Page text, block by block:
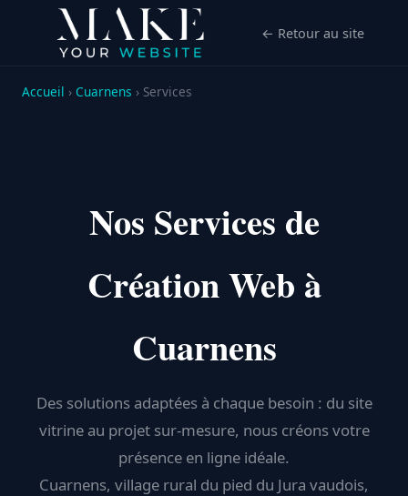
← Retour au site
Accueil › Cuarnens › Services
Nos Services de
Création Web à
Cuarnens
Des solutions adaptées à chaque besoin : du site
vitrine au projet sur-mesure, nous créons votre
présence en ligne idéale.
Cuarnens, village rural du pied du Jura vaudois,